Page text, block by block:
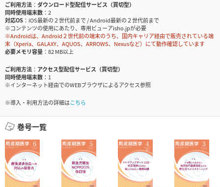
ご利用方法
ダウンロード型配信サービス（買切型）
同時使用端末数
2
対応OS
iOS最新の２世代前まで / Android最新の２世代前まで
※コンテンツの使用にあたり、専用ビューアisho.jpが必要
※Androidは、Android２世代前の端末のうち、国内キャリア経由で販売されている端
末（Xperia、GALAXY、AQUOS、ARROWS、Nexusなど）にて動作確認しています
必要メモリ容量
82 MB以上
ご利用方法
アクセス型配信サービス（買切型）
同時使用端末数
1
※インターネット経由でのWEBブラウザによるアクセス参照
※導入・利用方法の詳細はこちら
巻号一覧